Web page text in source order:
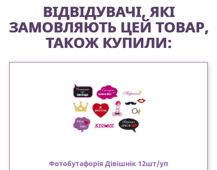
ВІДВІДУВАЧІ, ЯКІ
ЗАМОВЛЯЮТЬ ЦЕЙ ТОВАР,
ТАКОЖ КУПИЛИ:
Фотобутафорія Дівішнік 12шт/уп